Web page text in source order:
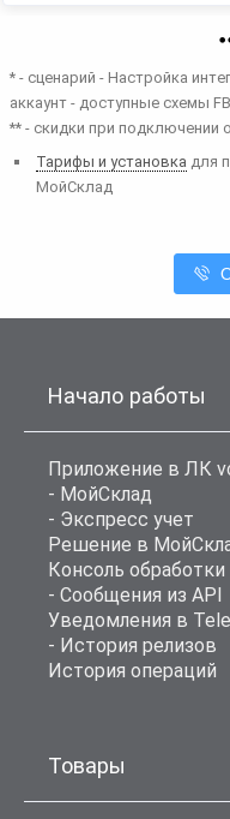
* - сценарий - Настройка
аккаунт - доступные схемы
** - скидки при подключении
Тарифы и установка для
МойСклад
Начало работы
Приложение в ЛК
- МойСклад
- Экспресс учет
Решение в
Консоль обработки
- Сообщения из API
Уведомления в
- История релизов
История операций
Товары